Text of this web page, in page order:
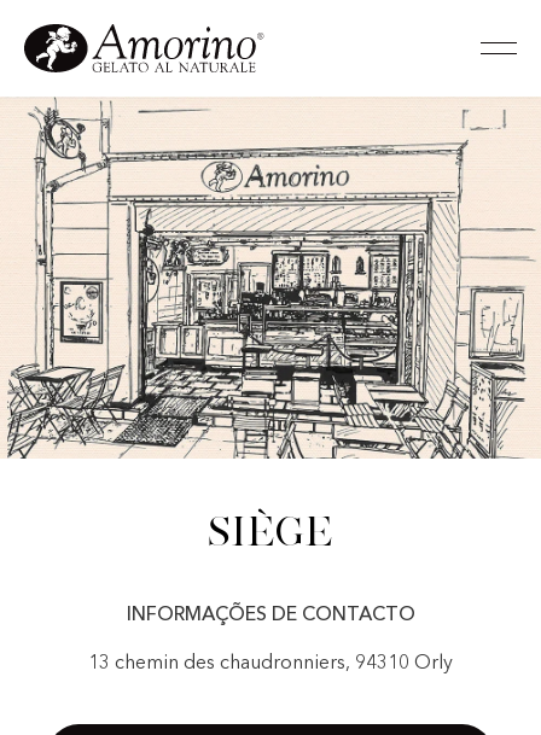
Siège
INFORMAÇÕES DE CONTACTO
13 chemin des chaudronniers, 94310 Orly